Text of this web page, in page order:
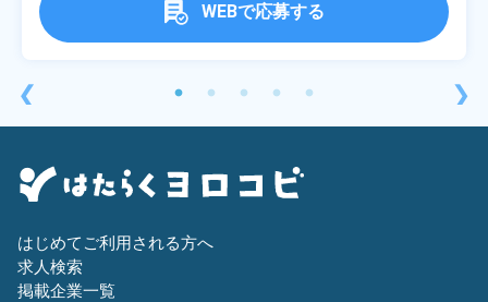
❮
WEBで応募する
❯
はじめてご利用される方へ
求人検索
掲載企業一覧